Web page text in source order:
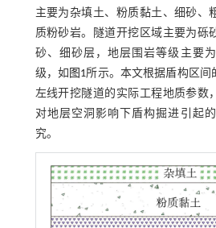
主要为杂填土、粉质黏土、细砂、
质粉砂岩。隧道开挖区域主要为砾
砂、细砂层，地层围岩等级主要
级，如 图1所示。本文根据盾构区间
左线开挖隧道的实际工程地质参数
对地层空洞影响下盾构掘进引起
究。